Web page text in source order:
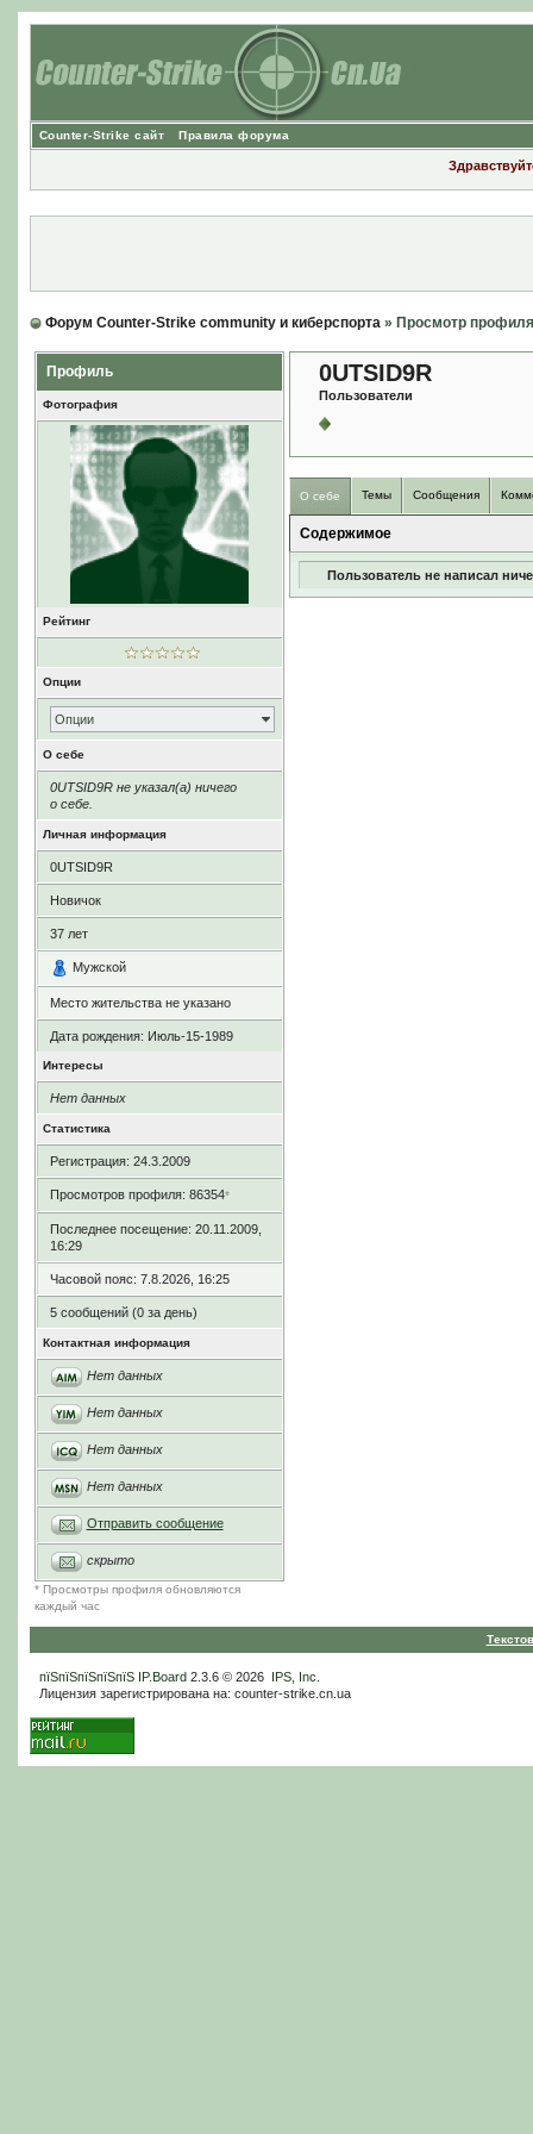
Counter-Strike сайт Правила форума
Форум Counter-Strike community и киберспорта» Просмотр профиля
Профиль
Фотография
Рейтинг
Опции
Опции
О себе
0UTSID9R не указал(а) ничего
о себе.
Личная информация
0UTSID9R
Новичок
37 лет
Мужской
Место жительства не указано
Дата рождения: Июль-15-1989
Интересы
Нет данных
Статистика
Регистрация: 24.3.2009
Просмотров профиля: 86354*
Последнее посещение: 20.11.2009,
16:29
Часовой пояс: 7.8.2026, 16:25
5 сообщений (0 за день)
Контактная информация
Нет данных
Нет данных
Нет данных
Нет данных
Отправить сообщение
скрыто
* Просмотры профиля обновляются
каждый час
0UTSID9R
Пользователи
О себе Темы Сообщения
Содержимое
Пользователь не написал
пїЅпїЅпїЅпїЅпїЅ IP.Board2.3.6 © 2026 IPS, Inc
Лицензия зарегистрирована на: counter-strike.cn.ua